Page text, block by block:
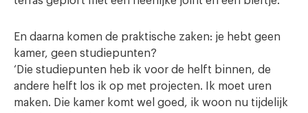
En daarna komen de praktische zaken: je hebt geen
kamer, geen studiepunten?
‘Die studiepunten heb ik voor de helft binnen, de
andere helft los ik op met projecten. Ik moet uren
maken. Die kamer komt wel goed, ik woon nu tijdelijk